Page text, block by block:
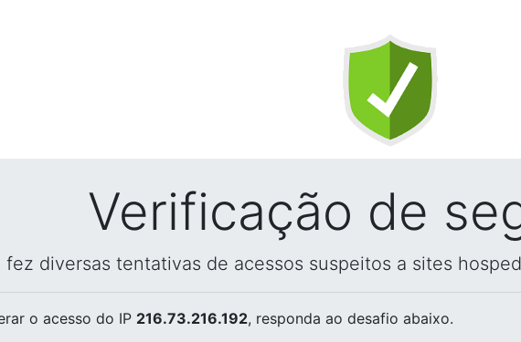
Verificação de
fez diversas tentativas de acessos suspeitos a sites
o acesso do IP 216.73.216.192, responda ao desafio abaixo.